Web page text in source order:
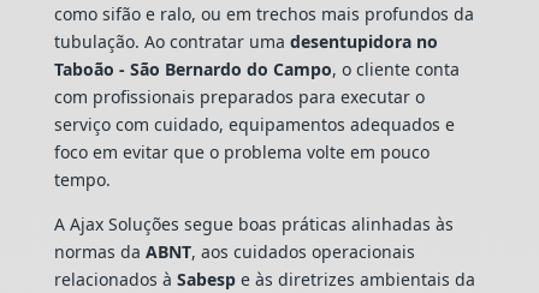
como sifão e ralo, ou em trechos mais profundos da
tubulação. Ao contratar uma desentupidora no
Taboão - São Bernardo do Campo, o cliente conta
com profissionais preparados para executar o
serviço com cuidado, equipamentos adequados e
foco em evitar que o problema volte em pouco
tempo.
A Ajax Soluções segue boas práticas alinhadas às
normas da ABNT, aos cuidados operacionais
relacionados à Sabespe às diretrizes ambientais da